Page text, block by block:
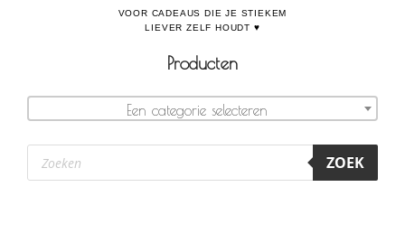
Producten
Een categorie selecteren
Producten
zoeken ZOEK